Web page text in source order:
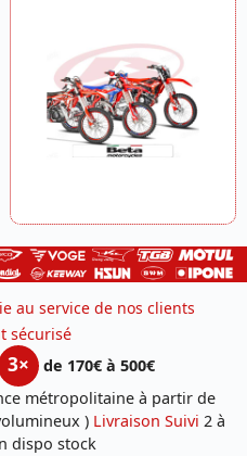
au service de nos clients
sécurisé
3×
de 170€ à 500€
métropolitaine à partir de
) Livraison Suivi 2 à
dispo stock